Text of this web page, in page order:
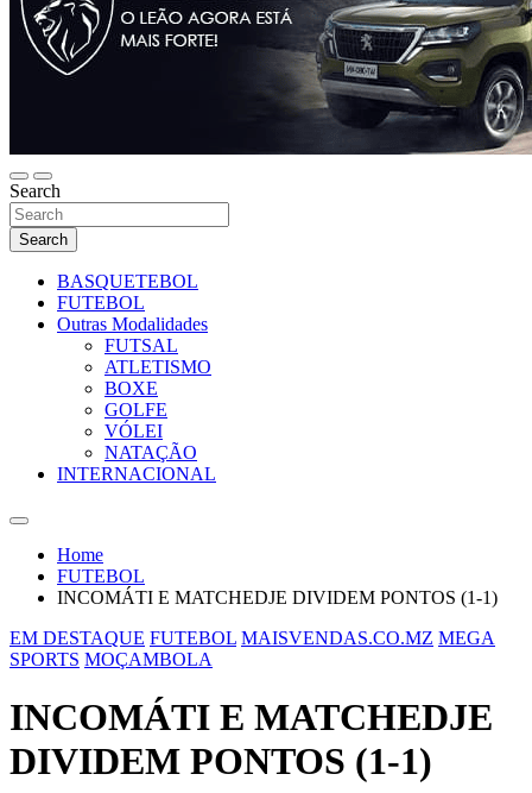
Search
Search
BASQUETEBOL
FUTEBOL
Outras Modalidades
FUTSAL
ATLETISMO
BOXE
GOLFE
VÓLEI
NATAÇÃO
INTERNACIONAL
Home
FUTEBOL
INCOMÁTI E MATCHEDJE DIVIDEM PONTOS (1-1)
EM DESTAQUE FUTEBOL MAISVENDAS.CO.MZ MEGA
SPORTS MOÇAMBOLA
INCOMÁTI E MATCHEDJE
DIVIDEM PONTOS (1-1)